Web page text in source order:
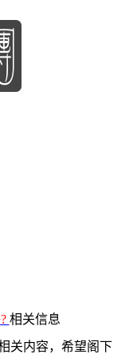
相关信息
关内容，希望阁下